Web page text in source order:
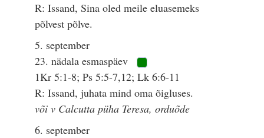
R: Issand, Sina oled meile eluasemeks
põlvest põlve.
5. september
23. nädala esmaspäev
1Kr 5:1-8; Ps 5:5-7,12; Lk 6:6-11
R: Issand, juhata mind oma õigluses.
või v Calcutta püha Teresa, orduõde
6. september